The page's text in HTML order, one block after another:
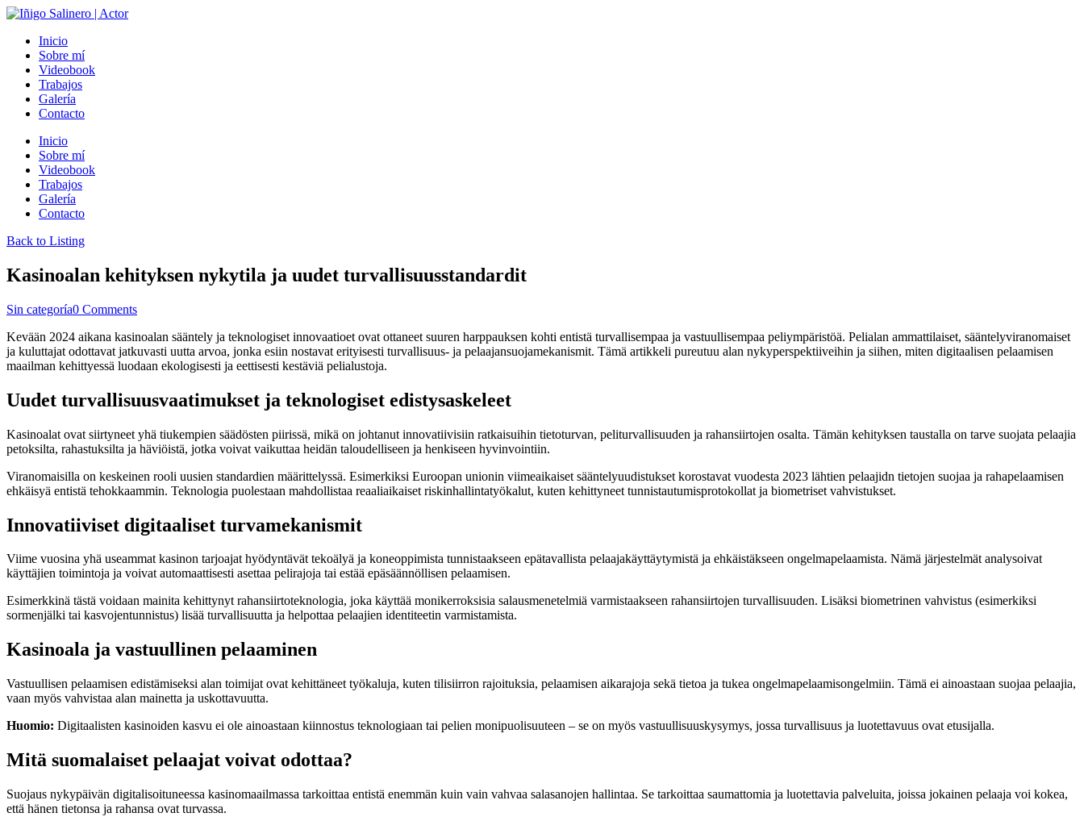
Inicio
Sobre mí
Videobook
Trabajos
Galería
Contacto
Inicio
Sobre mí
Videobook
Trabajos
Galería
Contacto
Back to Listing
Kasinoalan kehityksen nykytila ja uudet turvallisuusstandardit
Sin categoría0 Comments
Kevään 2024 aikana kasinoalan sääntely ja teknologiset innovaatioet ovat ottaneet suuren harppauksen kohti entistä turvallisempaa ja vastuullisempaa peliympäristöä. Pelialan ammattilaiset, sääntelyviranomaiset
ja kuluttajat odottavat jatkuvasti uutta arvoa, jonka esiin nostavat erityisesti turvallisuus- ja pelaajansuojamekanismit. Tämä artikkeli pureutuu alan nykyperspektiiveihin ja siihen, miten digitaalisen pelaamisen
maailman kehittyessä luodaan ekologisesti ja eettisesti kestäviä pelialustoja.
Uudet turvallisuusvaatimukset ja teknologiset edistysaskeleet
Kasinoalat ovat siirtyneet yhä tiukempien säädösten piirissä, mikä on johtanut innovatiivisiin ratkaisuihin tietoturvan, peliturvallisuuden ja rahansiirtojen osalta. Tämän kehityksen taustalla on tarve suojata pelaajia
petoksilta, rahastuksilta ja häviöistä, jotka voivat vaikuttaa heidän taloudelliseen ja henkiseen hyvinvointiin.
Viranomaisilla on keskeinen rooli uusien standardien määrittelyssä. Esimerkiksi Euroopan unionin viimeaikaiset sääntelyuudistukset korostavat vuodesta 2023 lähtien pelaajidn tietojen suojaa ja rahapelaamisen
ehkäisyä entistä tehokkaammin. Teknologia puolestaan mahdollistaa reaaliaikaiset riskinhallintatyökalut, kuten kehittyneet tunnistautumisprotokollat ja biometriset vahvistukset.
Innovatiiviset digitaaliset turvamekanismit
Viime vuosina yhä useammat kasinon tarjoajat hyödyntävät tekoälyä ja koneoppimista tunnistaakseen epätavallista pelaajakäyttäytymistä ja ehkäistäkseen ongelmapelaamista. Nämä järjestelmät analysoivat
käyttäjien toimintoja ja voivat automaattisesti asettaa pelirajoja tai estää epäsäännöllisen pelaamisen.
Esimerkkinä tästä voidaan mainita kehittynyt rahansiirtoteknologia, joka käyttää monikerroksisia salausmenetelmiä varmistaakseen rahansiirtojen turvallisuuden. Lisäksi biometrinen vahvistus (esimerkiksi
sormenjälki tai kasvojentunnistus) lisää turvallisuutta ja helpottaa pelaajien identiteetin varmistamista.
Kasinoala ja vastuullinen pelaaminen
Vastuullisen pelaamisen edistämiseksi alan toimijat ovat kehittäneet työkaluja, kuten tilisiirron rajoituksia, pelaamisen aikarajoja sekä tietoa ja tukea ongelmapelaamisongelmiin. Tämä ei ainoastaan suojaa pelaajia,
vaan myös vahvistaa alan mainetta ja uskottavuutta.
Huomio: Digitaalisten kasinoiden kasvu ei ole ainoastaan kiinnostus teknologiaan tai pelien monipuolisuuteen – se on myös vastuullisuuskysymys, jossa turvallisuus ja luotettavuus ovat etusijalla.
Mitä suomalaiset pelaajat voivat odottaa?
Suojaus nykypäivän digitalisoituneessa kasinomaailmassa tarkoittaa entistä enemmän kuin vain vahvaa salasanojen hallintaa. Se tarkoittaa saumattomia ja luotettavia palveluita, joissa jokainen pelaaja voi kokea,
että hänen tietonsa ja rahansa ovat turvassa.